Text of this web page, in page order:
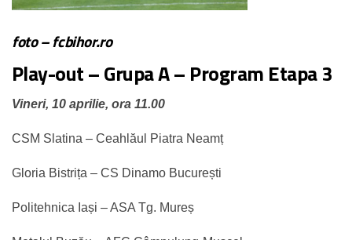
foto –fcbihor.ro
Play-out – Grupa A – Program Etapa 3
Vineri, 10 aprilie, ora 11.00
CSM Slatina – Ceahlăul Piatra Neamț
Gloria Bistrița – CS Dinamo București
Politehnica Iași – ASA Tg. Mureș